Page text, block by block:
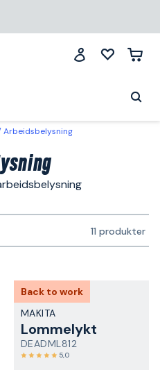
Arbeidsbelysning
11 produkter
Back to work
MAKITA
Lommelykt
DEADML812
5,0